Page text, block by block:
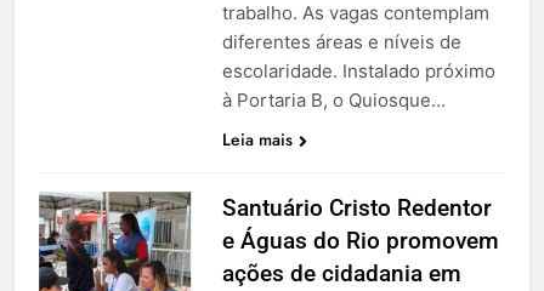
trabalho. As vagas contemplam
diferentes áreas e níveis de
escolaridade. Instalado próximo
à Portaria B, o Quiosque…
Leia mais
Santuário Cristo Redentor
e Águas do Rio promovem
ações de cidadania em